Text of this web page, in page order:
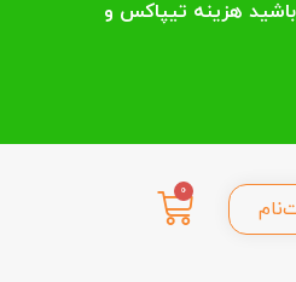
0
داشته باشید هزینه تیپاکس و